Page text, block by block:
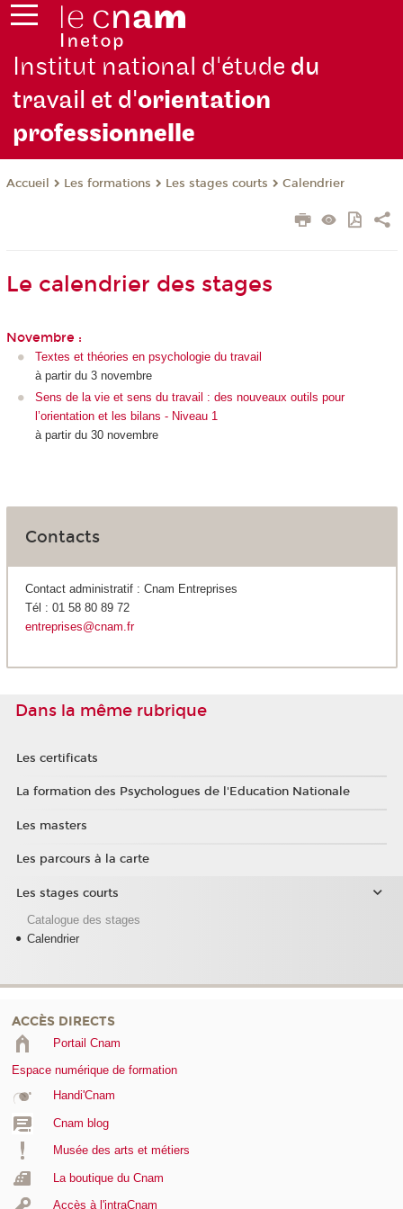
Institut national d'étude du
travail et d'orientation
professionnelle
Accueil Les formations Les stages courts Calendrier
Le calendrier des stages
Novembre :
Textes et théories en psychologie du travail
à partir du 3 novembre
Sens de la vie et sens du travail : des nouveaux outils pour
l’orientation et les bilans - Niveau 1
à partir du 30 novembre
Contacts
Contact administratif : Cnam Entreprises
Tél : 01 58 80 89 72
entreprises@cnam.fr
Dans la même rubrique
Les certificats
La formation des Psychologues de l'Education Nationale
Les masters
Les parcours à la carte
Les stages courts
Catalogue des stages
Calendrier
ACCÈS DIRECTS
Portail Cnam
Espace numérique de formation
Handi'Cnam
Cnam blog
Musée des arts et métiers
La boutique du Cnam
Accès à l'intraCnam